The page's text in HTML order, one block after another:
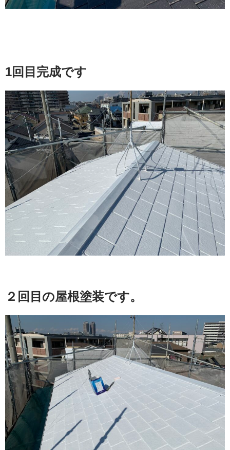
1回目完成です
２回目の屋根塗装です。